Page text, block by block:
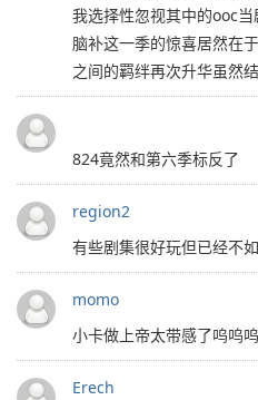
我选择性忽视其中的ooc
脑补这一季的惊喜居然在
之间的羁绊再次升华虽然
824竟然和第六季标反了
region2
有些剧集很好玩但已经不
momo
小卡做上帝太带感了呜呜呜
Erech